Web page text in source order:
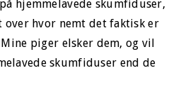
hjemmelavede skumfiduser,
hvor nemt det faktisk er
piger elsker dem, og vil
skumfiduser end de